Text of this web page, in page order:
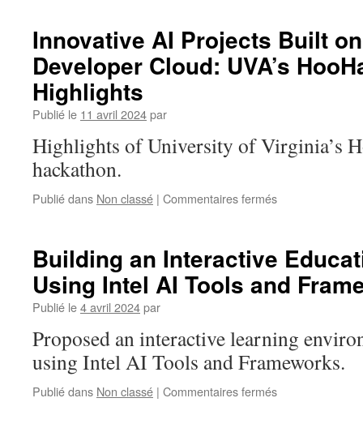
Universal
Functions
(ufuncs)
Innovative AI Projects Built
Developer Cloud: UVA’s
Highlights
Publié le 11 avril 2024par
Highlights of University of Virginia’s
hackathon.
Publié dans Non classé | Commentaires ferméssur
Built
on
Intel®
Cloud:
UVA’s
Hackathon
Building an Interactive
Using Intel AI Tools and
Publié le4 avril 2024par
Proposed an interactive learning
using Intel AI Tools and Frameworks.
Publié dans Non classé | Commentaires ferméssur